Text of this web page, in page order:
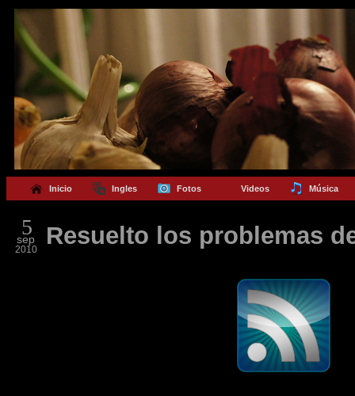
Inicio Ingles Fotos Videos Música
5
sep
2010 Resuelto los problemas